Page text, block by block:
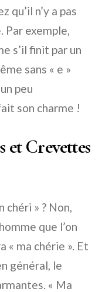
qu’il n’y a pas
Par exemple,
s’il finit par un
sans « e »
peu
son charme !
et Crevettes
chéri » ? Non,
que l’on
« ma chérie ». Et
général, le
« Ma